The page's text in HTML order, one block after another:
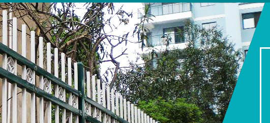
公司简介
联系我们
营业执照
河南阳台护栏
河南锌钢护栏
河南铝合金护栏
河南新型锌钢欧式护栏
河南草坪护栏
河南楼梯扶手